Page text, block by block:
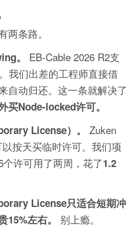
条路。
。
EB-Cable 2026 R2支
我们出差的工程师直接借
自动归还。这一条就解决了
买Node-locked许可。
License）。
Zuken
按天买临时许可。我们项
许可用了两周，花了1.2
License只适合短期冲
左右。
别上瘾。